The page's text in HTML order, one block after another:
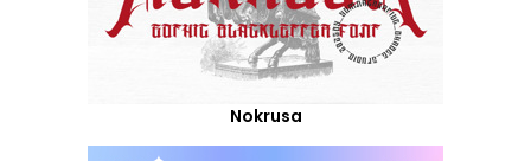
Nokrusa